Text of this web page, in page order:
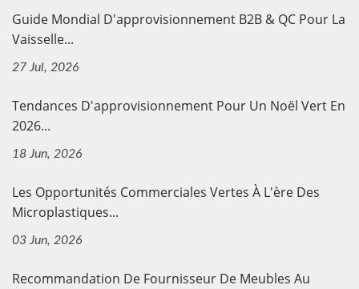
Guide Mondial D'approvisionnement B2B & QC Pour La
Vaisselle...
27 Jul, 2026
Tendances D'approvisionnement Pour Un Noël Vert En
2026...
18 Jun, 2026
Les Opportunités Commerciales Vertes À L'ère Des
Microplastiques...
03 Jun, 2026
Recommandation De Fournisseur De Meubles Au